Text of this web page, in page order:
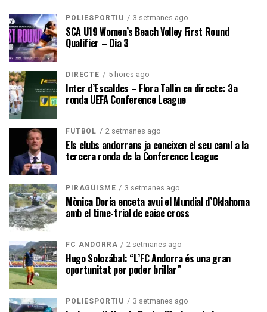
POLIESPORTIU 3 setmanes ago
SCA U19 Women’s Beach Volley First Round
Qualifier – Dia 3
DIRECTE 5 hores ago
Inter d’Escaldes – Flora Tallin en directe: 3a
ronda UEFA Conference League
FUTBOL 2 setmanes ago
Els clubs andorrans ja coneixen el seu camí a la
tercera ronda de la Conference League
PIRAGÜISME 3 setmanes ago
Mònica Doria enceta avui el Mundial d’Oklahoma
amb el time-trial de caiac cross
FC ANDORRA 2 setmanes ago
Hugo Solozábal: “L’FC Andorra és una gran
oportunitat per poder brillar”
POLIESPORTIU 3 setmanes ago